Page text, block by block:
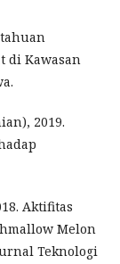
di Kawasan
2019.
Aktifitas
Melon
Teknologi